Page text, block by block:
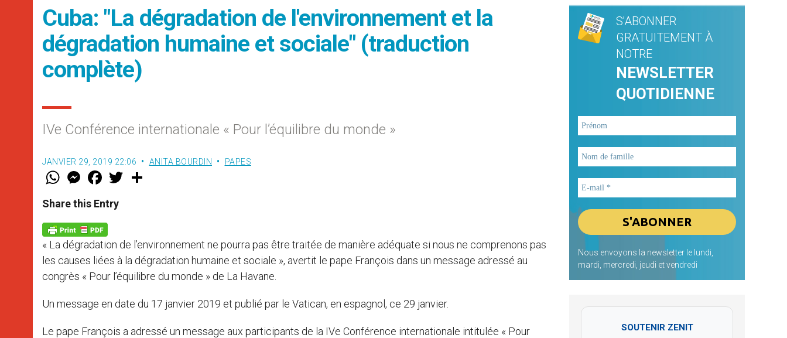
Cuba: "La dégradation de l'environnement et la
dégradation humaine et sociale" (traduction
complète)
IVe Conférence internationale « Pour l’équilibre du monde »
JANVIER 29, 2019 22:06 ANITA BOURDIN PAPES
W
t
s
p
p
M
e
s
e
g
e
r
F
a
e
b
o
k
w
Share this Entry
« La dégradation de l’environnement ne pourra pas être traitée de manière adéquate si nous ne comprenons pas
les causes liées à la dégradation humaine et sociale », avertit le pape François dans un message adressé au
congrès « Pour l’équilibre du monde » de La Havane.
Un message en date du 17 janvier 2019 et publié par le Vatican, en espagnol, ce 29 janvier.
Le pape François a adressé un message aux participants de la IVe Conférence internationale intitulée « Pour
S'ABONNER
GRATUITEMENT À
NOTRE
NEWSLETTER
QUOTIDIENNE
Nous envoyons la newsletter le lundi,
mardi, mercredi, jeudi et vendredi
SOUTENIR ZENIT